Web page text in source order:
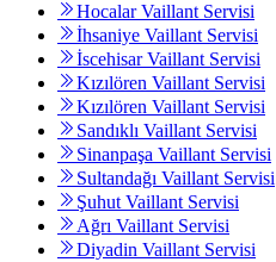
Hocalar Vaillant Servisi
İhsaniye Vaillant Servisi
İscehisar Vaillant Servisi
Kızılören Vaillant Servisi
Kızılören Vaillant Servisi
Sandıklı Vaillant Servisi
Sinanpaşa Vaillant Servisi
Sultandağı Vaillant Servisi
Şuhut Vaillant Servisi
Ağrı Vaillant Servisi
Diyadin Vaillant Servisi